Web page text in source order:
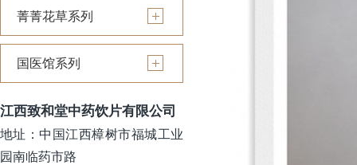
菁菁花草系列
国医馆系列
江西致和堂中药饮片有限公司
地址：中国江西樟树市福城工业
园南临药市路